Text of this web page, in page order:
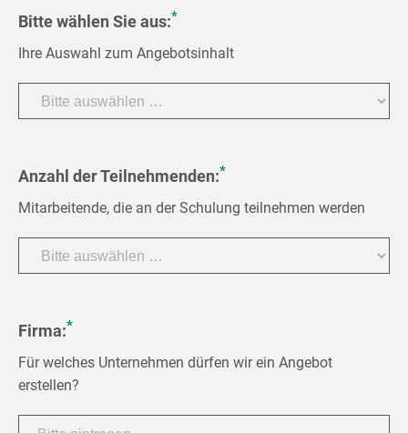
Bitte wählen Sie aus:*
Ihre Auswahl zum Angebotsinhalt
Anzahl der Teilnehmenden:*
Mitarbeitende, die an der Schulung teilnehmen werden
Firma:*
Für welches Unternehmen dürfen wir ein Angebot
erstellen?